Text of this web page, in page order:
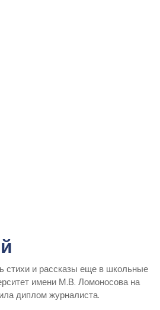
стихи и рассказы еще в школьные
имени М.В. Ломоносова на
диплом журналиста.